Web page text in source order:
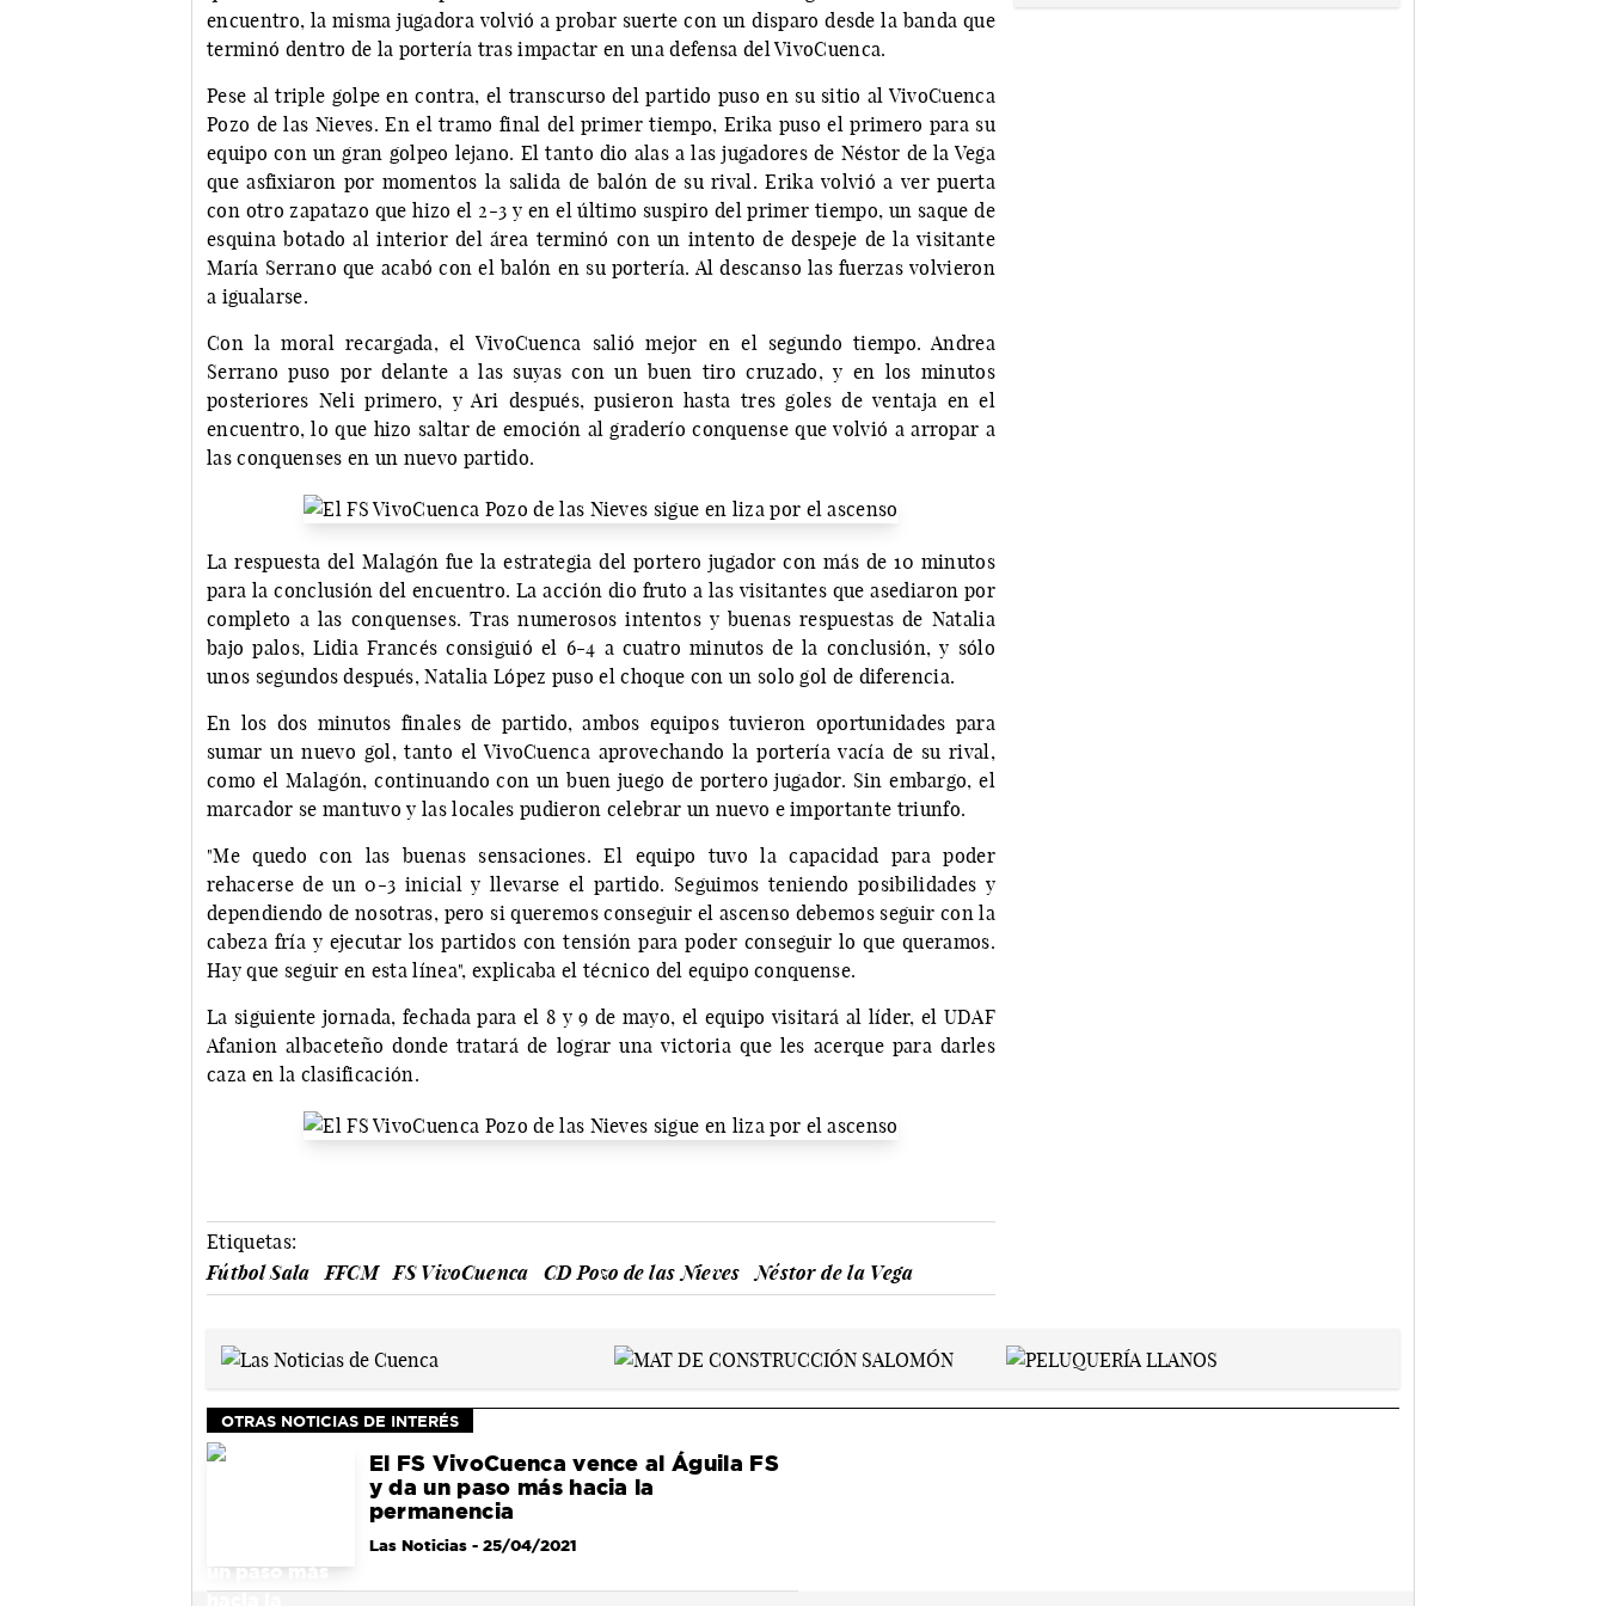
encuentro, la misma jugadora volvió a probar suerte con un disparo desde la banda que
terminó dentro de la portería tras impactar en una defensa del VivoCuenca.
Pese al triple golpe en contra, el transcurso del partido puso en su sitio al VivoCuenca
Pozo de las Nieves. En el tramo final del primer tiempo, Erika puso el primero para su
equipo con un gran golpeo lejano. El tanto dio alas a las jugadores de Néstor de la Vega
que asfixiaron por momentos la salida de balón de su rival. Erika volvió a ver puerta
con otro zapatazo que hizo el 2-3 y en el último suspiro del primer tiempo, un saque de
esquina botado al interior del área terminó con un intento de despeje de la visitante
María Serrano que acabó con el balón en su portería. Al descanso las fuerzas volvieron
a igualarse.
Con la moral recargada, el VivoCuenca salió mejor en el segundo tiempo. Andrea
Serrano puso por delante a las suyas con un buen tiro cruzado, y en los minutos
posteriores Neli primero, y Ari después, pusieron hasta tres goles de ventaja en el
encuentro, lo que hizo saltar de emoción al graderío conquense que volvió a arropar a
las conquenses en un nuevo partido.
La respuesta del Malagón fue la estrategia del portero jugador con más de 10 minutos
para la conclusión del encuentro. La acción dio fruto a las visitantes que asediaron por
completo a las conquenses. Tras numerosos intentos y buenas respuestas de Natalia
bajo palos, Lidia Francés consiguió el 6-4 a cuatro minutos de la conclusión, y sólo
unos segundos después, Natalia López puso el choque con un solo gol de diferencia.
En los dos minutos finales de partido, ambos equipos tuvieron oportunidades para
sumar un nuevo gol, tanto el VivoCuenca aprovechando la portería vacía de su rival,
como el Malagón, continuando con un buen juego de portero jugador. Sin embargo, el
marcador se mantuvo y las locales pudieron celebrar un nuevo e importante triunfo.
"Me quedo con las buenas sensaciones. El equipo tuvo la capacidad para poder
rehacerse de un 0-3 inicial y llevarse el partido. Seguimos teniendo posibilidades y
dependiendo de nosotras, pero si queremos conseguir el ascenso debemos seguir con la
cabeza fría y ejecutar los partidos con tensión para poder conseguir lo que queramos.
Hay que seguir en esta línea", explicaba el técnico del equipo conquense.
La siguiente jornada, fechada para el 8 y 9 de mayo, el equipo visitará al líder, el UDAF
Afanion albaceteño donde tratará de lograr una victoria que les acerque para darles
caza en la clasificación.
Etiquetas:
Fútbol Sala
FFCM FS VivoCuenca CD Pozo de las Nieves Néstor de la Vega
OTRAS NOTICIAS DE INTERÉS
El FS VivoCuenca vence al Águila FS
y da un paso más hacia la
permanencia
Las Noticias- 25/04/2021